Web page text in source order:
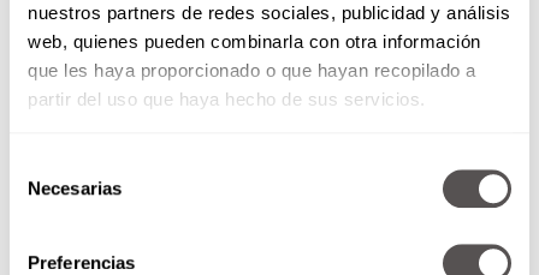
nuestros partners de redes sociales, publicidad y análisis
web, quienes pueden combinarla con otra información
que les haya proporcionado o que hayan recopilado a
partir del uso que haya hecho de sus servicios.
Necesarias
Preferencias